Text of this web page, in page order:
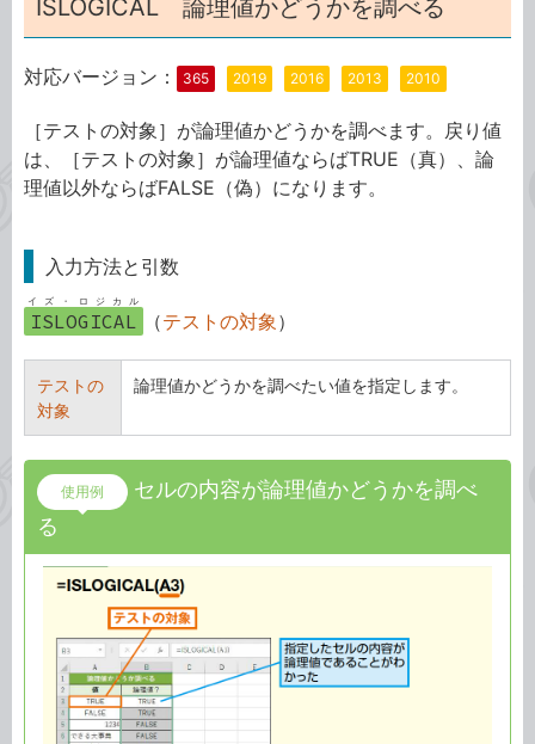
ISLOGICAL 論理値かどうかを調べる
対応バージョン： 365 2019 2016 2013 2010
［テストの対象］が論理値かどうかを調べます。戻り値
は、［テストの対象］が論理値ならばTRUE（真）、論
理値以外ならばFALSE（偽）になります。
入力方法と引数
ISLOGICAL
イズ・ロジカル
（テストの対象 ）
テストの
対象
論理値かどうかを調べたい値を指定します。
使用例
セルの内容が論理値かどうかを調べ
る